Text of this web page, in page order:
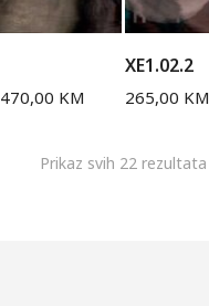
470,00 KM
XE1.02.2
265,00 KM
Prikaz svih 22 rezultata